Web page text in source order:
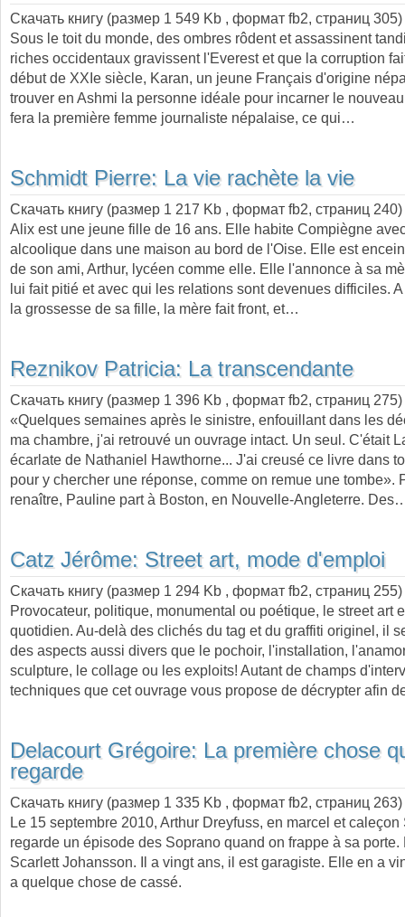
Скачать книгу (размер 1 549 Kb , формат fb2, страниц 305
Sous le toit du monde, des ombres rôdent et assassinent
riches occidentaux gravissent l'Everest et que la corruption
début de XXIe siècle, Karan, un jeune Français d'origine
trouver en Ashmi la personne idéale pour incarner le
fera la première femme journaliste népalaise, ce qui…
Schmidt Pierre: La vie rachète la vie
Скачать книгу (размер 1 217 Kb , формат fb2, страниц 240
Alix est une jeune fille de 16 ans. Elle habite Compiègne
alcoolique dans une maison au bord de l'Oise. Elle est
de son ami, Arthur, lycéen comme elle. Elle l'annonce à sa
lui fait pitié et avec qui les relations sont devenues difficiles.
la grossesse de sa fille, la mère fait front, et…
Reznikov Patricia: La transcendante
Скачать книгу (размер 1 396 Kb , формат fb2, страниц 275
«Quelques semaines après le sinistre, enfouillant dans les
ma chambre, j'ai retrouvé un ouvrage intact. Un seul. C'était
écarlate de Nathaniel Hawthorne... J'ai creusé ce livre dans
pour y chercher une réponse, comme on remue une tombe».
renaître, Pauline part à Boston, en Nouvelle-Angleterre.
Catz Jérôme: Street art, mode d'emploi
Скачать книгу (размер 1 294 Kb , формат fb2, страниц 255
Provocateur, politique, monumental ou poétique, le street art
quotidien. Au-delà des clichés du tag et du graffiti originel, il
des aspects aussi divers que le pochoir, l'installation,
sculpture, le collage ou les exploits! Autant de champs
techniques que cet ouvrage vous propose de décrypter afin
Delacourt Grégoire: La première chose
regarde
Скачать книгу (размер 1 335 Kb , формат fb2, страниц 263
Le 15 septembre 2010, Arthur Dreyfuss, en marcel et caleçon
regarde un épisode des Soprano quand on frappe à sa porte.
Scarlett Johansson. Il a vingt ans, il est garagiste. Elle en a
a quelque chose de cassé.